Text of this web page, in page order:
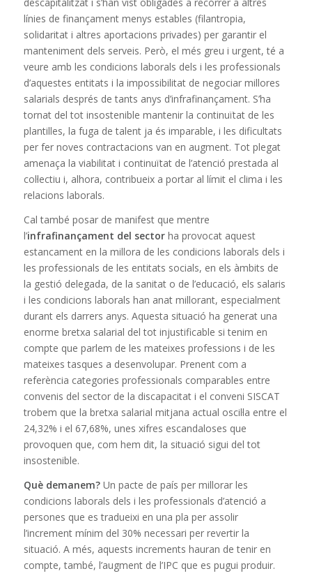
descapitalitzat i s’han vist obligades a recórrer a altres
línies de finançament menys estables (filantropia,
solidaritat i altres aportacions privades) per garantir el
manteniment dels serveis. Però, el més greu i urgent, té a
veure amb les condicions laborals dels i les professionals
d’aquestes entitats i la impossibilitat de negociar millores
salarials després de tants anys d’infrafinançament. S’ha
tornat del tot insostenible mantenir la continuïtat de les
plantilles, la fuga de talent ja és imparable, i les dificultats
per fer noves contractacions van en augment. Tot plegat
amenaça la viabilitat i continuïtat de l’atenció prestada al
col·lectiu i, alhora, contribueix a portar al límit el clima i les
relacions laborals.
Cal també posar de manifest que mentre
l’infrafinançament del sectorha provocat aquest
estancament en la millora de les condicions laborals dels i
les professionals de les entitats socials, en els àmbits de
la gestió delegada, de la sanitat o de l’educació, els salaris
i les condicions laborals han anat millorant, especialment
durant els darrers anys. Aquesta situació ha generat una
enorme bretxa salarial del tot injustificable si tenim en
compte que parlem de les mateixes professions i de les
mateixes tasques a desenvolupar. Prenent com a
referència categories professionals comparables entre
convenis del sector de la discapacitat i el conveni SISCAT
trobem que la bretxa salarial mitjana actual oscil·la entre el
24,32% i el 67,68%, unes xifres escandaloses que
provoquen que, com hem dit, la situació sigui del tot
insostenible.
Què demanem?Un pacte de país per millorar les
condicions laborals dels i les professionals d’atenció a
persones que es tradueixi en una pla per assolir
l’increment mínim del 30% necessari per revertir la
situació. A més, aquests increments hauran de tenir en
compte, també, l’augment de l’IPC que es pugui produir.